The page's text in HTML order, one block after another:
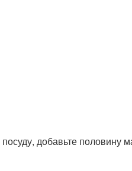
добавьте половину